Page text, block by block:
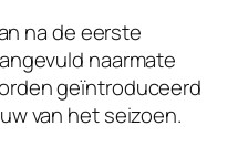
na de eerste
naarmate
geïntroduceerd
van het seizoen.